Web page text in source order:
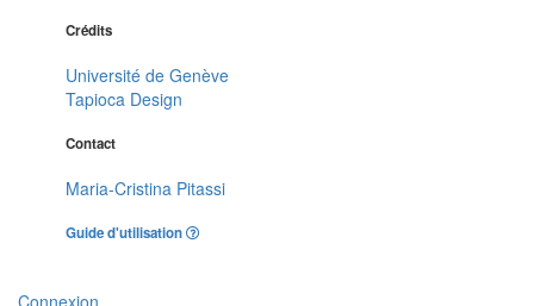
Crédits
Université de Genève
Tapioca Design
Contact
Maria-Cristina Pitassi
Guide d'utilisation
Connexion